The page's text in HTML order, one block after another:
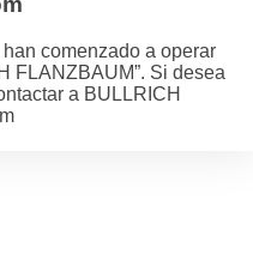
comenzado a operar
FLANZBAUM”. Si desea
a BULLRICH